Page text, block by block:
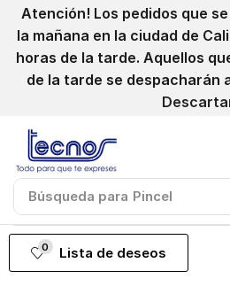
Atención! Los pedidos que
la mañana en la ciudad de
horas de la tarde. Aquellos
de la tarde se despacharán
Búsqueda para Pincel
0 Lista de deseos